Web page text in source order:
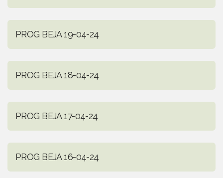
PROG BEJA 19-04-24
PROG BEJA 18-04-24
PROG BEJA 17-04-24
PROG BEJA 16-04-24